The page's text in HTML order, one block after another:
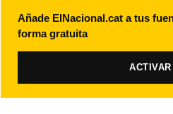
Añade ElNacional.cat a tus
forma gratuita